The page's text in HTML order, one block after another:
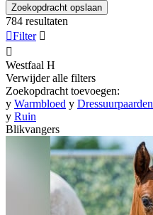
Zoekopdracht opslaan
784 resultaten
Filter 

Westfaal H
Verwijder alle filters
Zoekopdracht toevoegen:
y Warmbloed y Dressuurpaarden
y Ruin
Blikvangers